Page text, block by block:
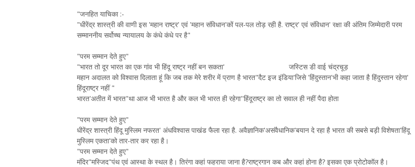
"जनहित याचिका :-
"धीरेंद्र शास्त्री की वाणी इस 'महान राष्ट्र' एवं 'महान संविधान'कों पल-पल तोड़ रही है. राष्ट्र' एवं संविधान' रक्षा की अंतिम जिम्मेदारी परम
सम्माननीय सर्वोच्च न्यायालय के कंधे कंधे पर है"
"परम सम्मान देते हुए"
"भारत तो दूर भारत का एक गांव भी हिंदू राष्ट्र नहीं बन सकता' जस्टिस डी वाई चंद्रचूड़
महान अदालत को विश्वास दिलाता हूं कि जब तक मेरे शरीर में प्राण है भारत"दैट इज इंडिया'जिसे 'हिंदुस्तान'भी कहा जाता है हिंदुस्तान रहेगा'
हिंदूराष्ट्र नहीं "
भारत'अतीत में भारत"था आज भी भारत है और कल भी भारत ही रहेगा''हिंदूराष्ट्र का तो सवाल ही नहीं पैदा होता
"परम सम्मान देते हुए"
धीरेंद्र शास्त्री हिंदू मुस्लिम नफरत' अंधविश्वास पाखंड फैला रहा है. अवैज्ञानिक'असंवैधानिक'बयान दे रहा है भारत की सबसे बड़ी विशेषता'हिंदू
मुस्लिम एकता'को तार-तार कर रहा है।
"परम सम्मान देते हुए"
मंदिर"मस्जिद"पंथ एवं आस्था के स्थल है। तिरंगा कहां फहराया जाना है?राष्ट्रगान कब और कहां होना है? इसका एक प्रोटोकॉल है।